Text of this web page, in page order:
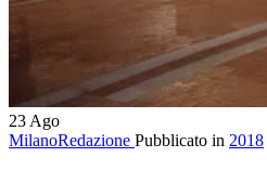
23 Ago
MilanoRedazione Pubblicato in 2018